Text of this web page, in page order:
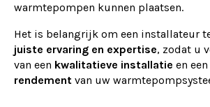
warmtepompen kunnen plaatsen.
Het is belangrijk om een installateur
juiste ervaring en expertise, zodat u
van een kwalitatieve installatie en een
rendement van uw